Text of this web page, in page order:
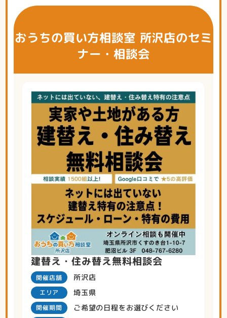
おうちの買い方相談室 所沢店のセミ
ナー・相談会
建替え・住み替え無料相談会
開催店舗 所沢店
エリア 埼玉県
開催期間 ご希望の日程をお選びください